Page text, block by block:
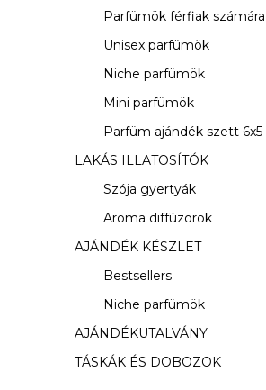
n
Parfümök férfiak számára
Unisex parfümök
Niche parfümök
Mini parfümök
Parfüm ajándék szett 6x5
LAKÁS ILLATOSÍTÓK
Szója gyertyák
Aroma diffúzorok
AJÁNDÉK KÉSZLET
Bestsellers
Niche parfümök
AJÁNDÉKUTALVÁNY
TÁSKÁK ÉS DOBOZOK